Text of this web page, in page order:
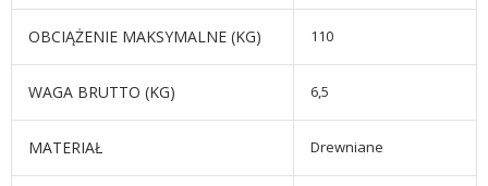
OBCIĄŻENIE MAKSYMALNE (KG) 110
WAGA BRUTTO (KG) 6,5
MATERIAŁ Drewniane